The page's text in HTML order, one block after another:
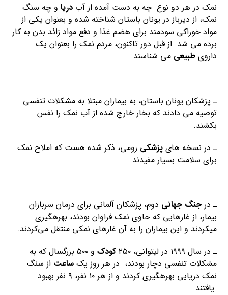
نمک در هر دو نوع چه به دست آمده از آبدریا و چه سنگ
نمک، از دیرباز در یونان باستان شناخته شده و بعنوان یکی از
مواد خوراکی سودمند برای هضم غذا و دفع مواد زائد بدن به کار
برده می شد. از قبل دور تاکنون، مردم نمک را بعنوان یک
دارویطبیعی می شناسند.
ـ پزشکان یونان باستان، به بیماران مبتلا به مشکلات تنفسی
توصیه می دادند که بخار خارج شده از آب نمک را نفس
بکشند.
ـ در نسخه هایپزشکی رومی، ذکر شده هست که املاح نمک
برای سلامت بسیار مفیدند.
ـ درجنگ جهانی دوم، پزشکان آلمانی برای درمان سربازان
بیمار، از غارهایی که حاوی نمک فراوان بودند، بهرهگیری
میکردند و این بیماران را به آن غارهای نمکی منتقل می‌کردند.
ـ در سال ۱۹۹۹ در لیتوانی، ۲۵۰
کودک
و ۵۰۰ بزرگسال که به
مشکلات تنفسی دچار بودند، در هر روز یکساعت از سنگ
نمک دریایی بهرهگیری کردند و از هر ۱۰ نفر، ۹ نفر بهبود
یافتند.